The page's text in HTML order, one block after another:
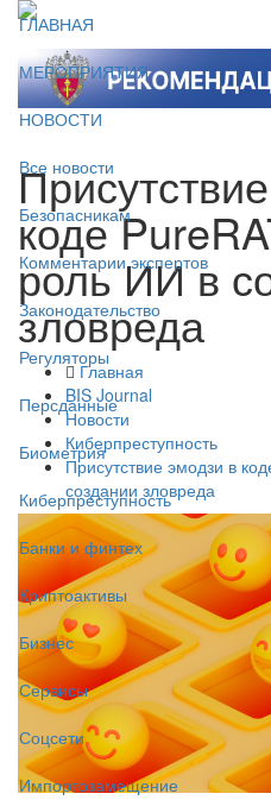
ГЛАВНАЯ
МЕРОПРИЯТИЯ
НОВОСТИ
Все новости
Безопасникам
Комментарии экспертов
Законодательство
Регуляторы
Персданные
Биометрия
Киберпреступность
Банки и финтех
Криптоактивы
Бизнес
Сервисы
Соцсети
Импортозамещение
коде
роль ИИ в
зловреда
Главная
BIS Journal
Новости
Киберпреступность
Присутствие эмодзи в
создании зловреда